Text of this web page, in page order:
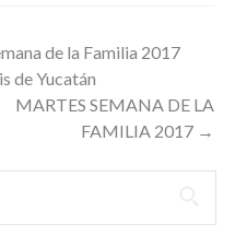
de la Familia 2017
de Yucatán
MARTES SEMANA DE LA
FAMILIA 2017 →